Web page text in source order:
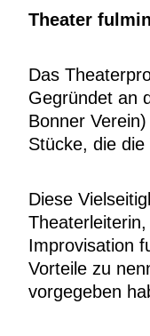
Theater
Das
Gegründet an
Bonner
Stücke, die
Diese
Improvisation
Vorteile zu
vorgegeben